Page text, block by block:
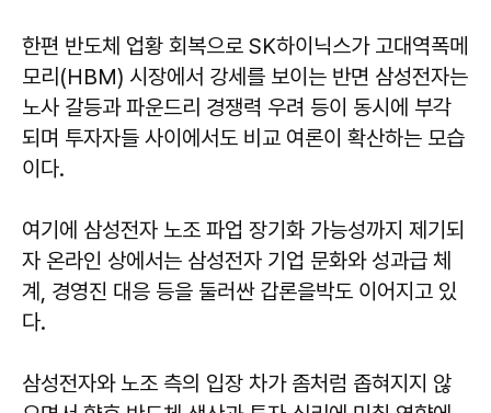
한편 반도체 업황 회복으로 SK하이닉스가 고대역폭메
모리(HBM) 시장에서 강세를 보이는 반면 삼성전자는
노사 갈등과 파운드리 경쟁력 우려 등이 동시에 부각
되며 투자자들 사이에서도 비교 여론이 확산하는 모습
이다.
여기에 삼성전자 노조 파업 장기화 가능성까지 제기되
자 온라인 상에서는 삼성전자 기업 문화와 성과급 체
계, 경영진 대응 등을 둘러싼 갑론을박도 이어지고 있
다.
삼성전자와 노조 측의 입장 차가 좀처럼 좁혀지지 않